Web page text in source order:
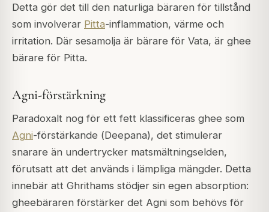
Detta gör det till den naturliga bäraren för tillstånd
som involverar Pitta-inflammation, värme och
irritation. Där sesamolja är bärare för Vata, är ghee
bärare för Pitta.
Agni-förstärkning
Paradoxalt nog för ett fett klassificeras ghee som
Agni-förstärkande (Deepana), det stimulerar
snarare än undertrycker matsmältningselden,
förutsatt att det används i lämpliga mängder. Detta
innebär att Ghrithams stödjer sin egen absorption:
gheebäraren förstärker det Agni som behövs för